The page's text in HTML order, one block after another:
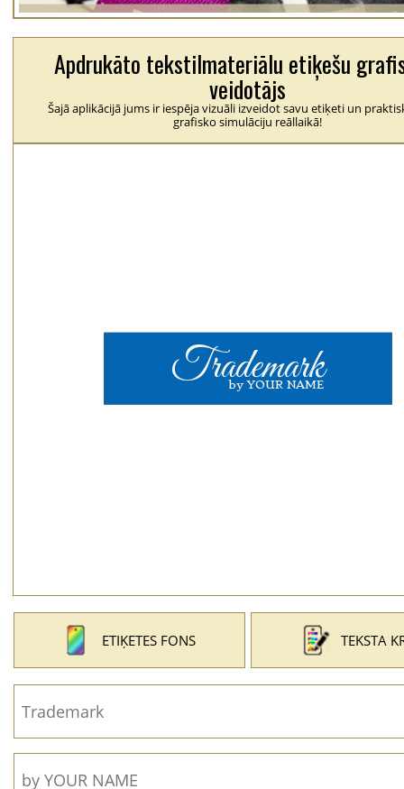
Apdrukāto tekstilmateriālu etiķešu
veidotājs
Šajā aplikācijā jums ir iespēja vizuāli izveidot savu etiķeti un
grafisko simulāciju reāllaikā!
ETIĶETES FONS TEKSTA